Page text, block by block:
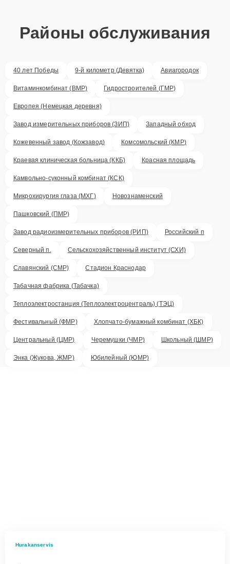
Районы обслуживания
40 лет Победы 9-й километр (Девятка) Авиагородок
Витаминкомбинат (ВМР) Гидростроителей (ГМР)
Европея (Немецкая деревня)
Завод измерительных приборов (ЗИП) Западный обход
Кожевенный завод (Кожзавод) Комсомольский (КМР)
Краевая клиническая больница (ККБ) Красная площадь
Камвольно-суконный комбинат (КСК)
Микрохирургия глаза (МХГ) Новознаменский
Пашковский (ПМР)
Завод радиоизмерительных приборов (РИП) Российский п
Северный п. Сельскохозяйственный институт (СХИ)
Славянский (СМР) Стадион Краснодар
Табачная фабрика (Табачка)
Теплоэлектростанция (Теплоэлектроцентраль) (ТЭЦ)
Фестивальный (ФМР) Хлопчато-бумажный комбинат (ХБК)
Центральный (ЦМР) Черемушки (ЧМР) Школьный (ШМР)
Энка (Жукова, ЖМР) Юбилейный (ЮМР)
Hurakanservis